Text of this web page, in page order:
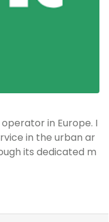
in Europe. I
in the urban ar
its dedicated m